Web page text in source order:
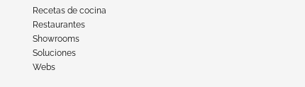
Recetas de cocina
Restaurantes
Showrooms
Soluciones
Webs